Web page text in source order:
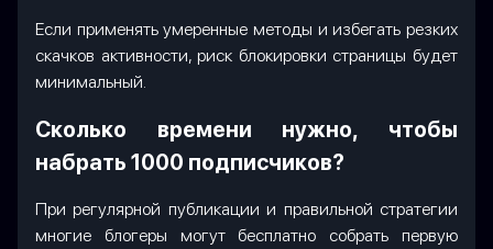
Если применять умеренные методы и избегать резких
скачков активности, риск блокировки страницы будет
минимальный.
Сколько времени нужно, чтобы
набрать 1000 подписчиков?
При регулярной публикации и правильной стратегии
многие блогеры могут бесплатно собрать первую